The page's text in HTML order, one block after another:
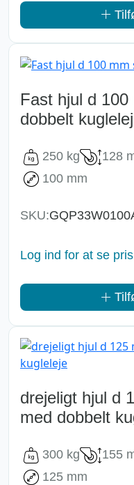
Fast hjul d
dobbelt
250 kg 128
100 mm
SKU:
Log ind for at se pris
drejeligt hjul d
med dobbelt
300 kg 155
125 mm